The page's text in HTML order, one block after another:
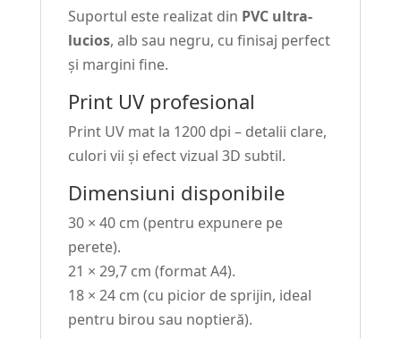
Suportul este realizat din PVC ultra-
lucios, alb sau negru, cu finisaj perfect
și margini fine.
Print UV profesional
Print UV mat la 1200 dpi – detalii clare,
culori vii și efect vizual 3D subtil.
Dimensiuni disponibile
30 × 40 cm (pentru expunere pe
perete).
21 × 29,7 cm (format A4).
18 × 24 cm (cu picior de sprijin, ideal
pentru birou sau noptieră).